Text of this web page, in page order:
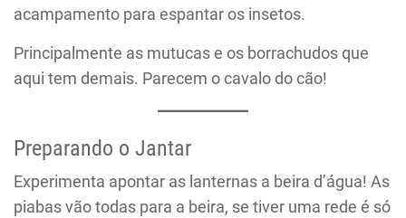
acampamento para espantar os insetos.
Principalmente as mutucas e os borrachudos que
aqui tem demais. Parecem o cavalo do cão!
Preparando o Jantar
Experimenta apontar as lanternas a beira d’água! As
piabas vão todas para a beira, se tiver uma rede é só